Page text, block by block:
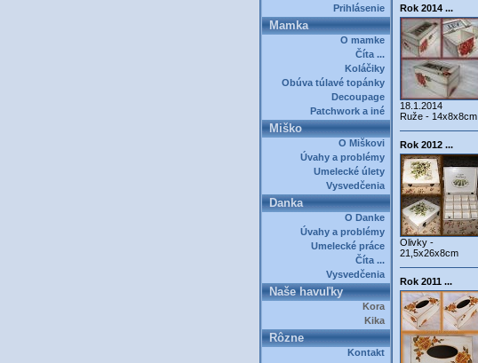
Prihlásenie
Mamka
O mamke
Číta ...
Koláčiky
Obúva túlavé topánky
Decoupage
Patchwork a iné
Miško
O Miškovi
Úvahy a problémy
Umelecké úlety
Vysvedčenia
Danka
O Danke
Úvahy a problémy
Umelecké práce
Číta ...
Vysvedčenia
Naše havuľky
Kora
Kika
Rôzne
Kontakt
Rok 2014 ...
18.1.2014
Ruže - 14x8x8cm
Rok 2012 ...
Olivky -
21,5x26x8cm
Rok 2011 ...